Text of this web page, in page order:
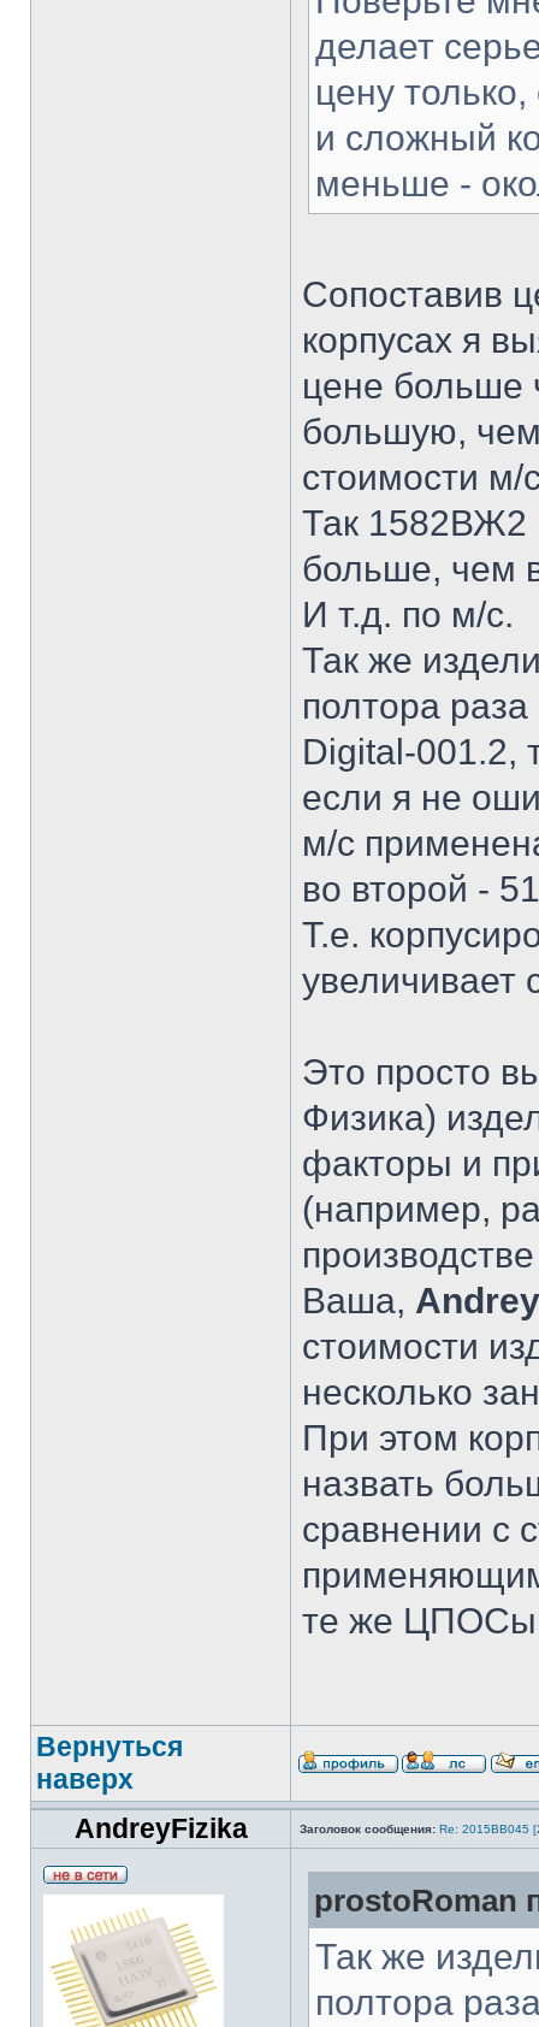
делает
цену
и сложный
меньше -
Сопоставив
корпусах я
цене больше
большую, чем
стоимости м/
Так 1582ВЖ2
больше, чем
И т.д. по м/с.
Так же
полтора
Digital-001.2,
если я не
м/с
во второй -
Т.е.
увеличивает
Это просто
Физика)
факторы и
(например,
Ваша,
стоимости
несколько
При этом
назвать
сравнении с
те же ЦПОСы
Вернуться
наверх
AndreyFizika
Заголовок сообщения: Re: 2015ВВ045
prostoRoman
Так же
полтора